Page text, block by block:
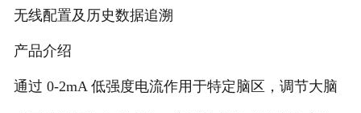
无线配置及历史数据追溯
产品介绍
通过 0-2mA 低强度电流作用于特定脑区，调节大脑